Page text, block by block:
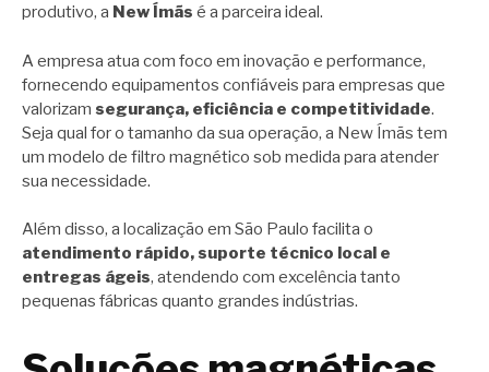
produtivo, a New Ímãs é a parceira ideal.
A empresa atua com foco em inovação e performance,
fornecendo equipamentos confiáveis para empresas que
valorizam segurança, eficiência e competitividade.
Seja qual for o tamanho da sua operação, a New Ímãs tem
um modelo de filtro magnético sob medida para atender
sua necessidade.
Além disso, a localização em São Paulo facilita o
atendimento rápido, suporte técnico local e
entregas ágeis, atendendo com excelência tanto
pequenas fábricas quanto grandes indústrias.